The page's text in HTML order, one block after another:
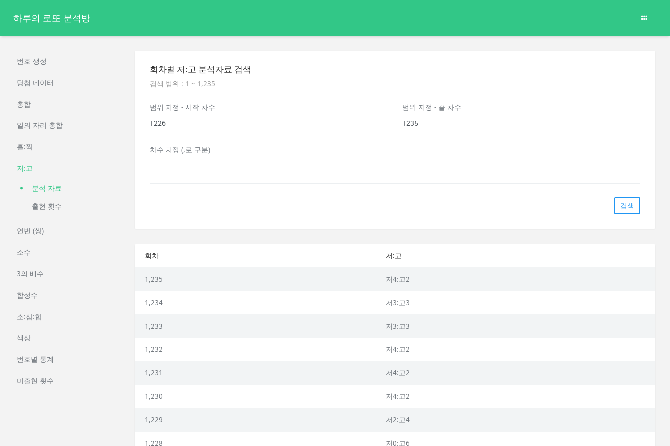
하루의 로또 분석방
번호 생성
당첨 데이터
총합
일의 자리 총합
홀:짝
저:고
분석 자료
출현 횟수
연번 (쌍)
소수
3의 배수
합성수
소:삼:합
색상
번호별 통계
미출현 횟수
회차별 저:고 분석자료 검색
검색 범위 : 1 ~ 1,235
범위 지정 - 시작 차수 범위 지정 - 끝 차수
차수 지정 (,로 구분)
검색
회차 저:고
1,235 저4:고2
1,234 저3:고3
1,233 저3:고3
1,232 저4:고2
1,231 저4:고2
1,230 저4:고2
1,229 저2:고4
1,228 저0:고6